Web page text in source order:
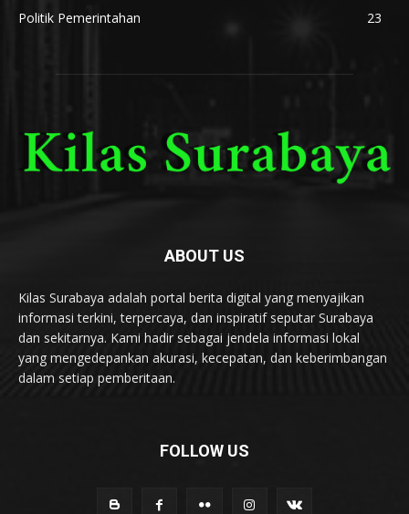
Politik Pemerintahan
23
ABOUT US
Kilas Surabaya adalah portal berita digital yang menyajikan
informasi terkini, terpercaya, dan inspiratif seputar Surabaya
dan sekitarnya. Kami hadir sebagai jendela informasi lokal
yang mengedepankan akurasi, kecepatan, dan keberimbangan
dalam setiap pemberitaan.
FOLLOW US